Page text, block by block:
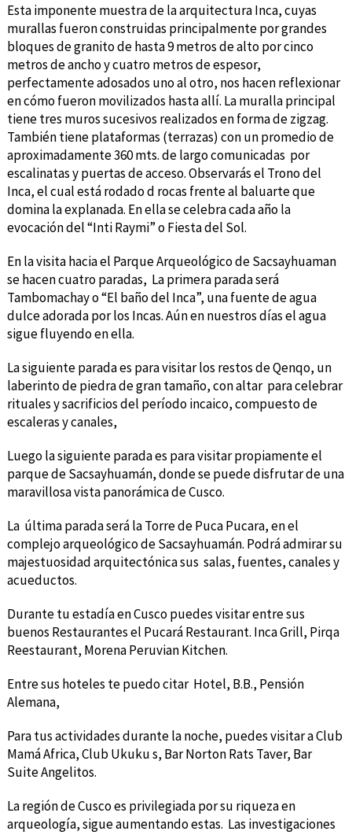
Esta imponente muestra de la arquitectura Inca, cuyas
murallas fueron construidas principalmente por grandes
bloques de granito de hasta 9 metros de alto por cinco
metros de ancho y cuatro metros de espesor,
perfectamente adosados uno al otro, nos hacen reflexionar
en cómo fueron movilizados hasta allí. La muralla principal
tiene tres muros sucesivos realizados en forma de zigzag.
También tiene plataformas (terrazas) con un promedio de
aproximadamente 360 mts. de largo comunicadas por
escalinatas y puertas de acceso. Observarás el Trono del
Inca, el cual está rodado d rocas frente al baluarte que
domina la explanada. En ella se celebra cada año la
evocación del “Inti Raymi” o Fiesta del Sol.
En la visita hacia el Parque Arqueológico de Sacsayhuaman
se hacen cuatro paradas, La primera parada será
Tambomachay o “El baño del Inca”, una fuente de agua
dulce adorada por los Incas. Aún en nuestros días el agua
sigue fluyendo en ella.
La siguiente parada es para visitar los restos de Qenqo, un
laberinto de piedra de gran tamaño, con altar para celebrar
rituales y sacrificios del período incaico, compuesto de
escaleras y canales,
Luego la siguiente parada es para visitar propiamente el
parque de Sacsayhuamán, donde se puede disfrutar de una
maravillosa vista panorámica de Cusco.
La última parada será la Torre de Puca Pucara, en el
complejo arqueológico de Sacsayhuamán. Podrá admirar su
majestuosidad arquitectónica sus salas, fuentes, canales y
acueductos.
Durante tu estadía en Cusco puedes visitar entre sus
buenos Restaurantes el Pucará Restaurant. Inca Grill, Pirqa
Reestaurant, Morena Peruvian Kitchen.
Entre sus hoteles te puedo citar Hotel, B.B., Pensión
Alemana,
Para tus actividades durante la noche, puedes visitar a Club
Mamá Africa, Club Ukuku s, Bar Norton Rats Taver, Bar
Suite Angelitos.
La región de Cusco es privilegiada por su riqueza en
arqueología, sigue aumentando estas. Las investigaciones